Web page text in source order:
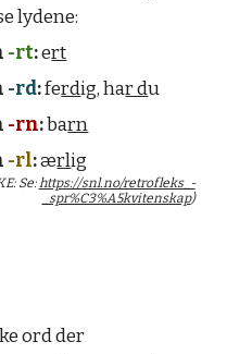
lydene:
-rt:ert
-rd:ferdig, har du
-rn:barn
-rl:ærlig
Se:https://snl.no/retrofleks_-
_spr%C3%A5kvitenskap)
ord der